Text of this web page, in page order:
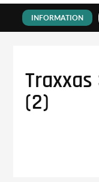
INFORMATION
(2)